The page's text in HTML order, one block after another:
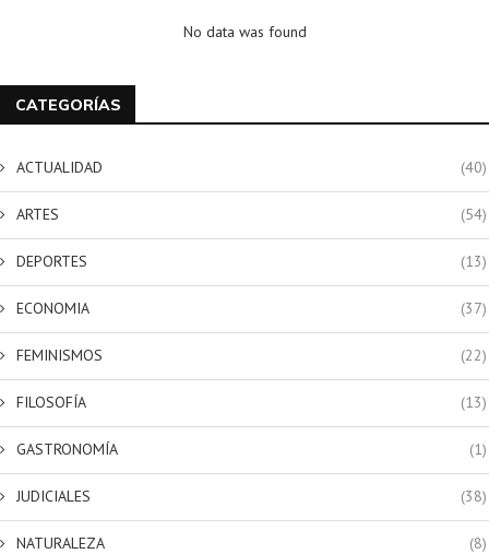
No data was found
CATEGORÍAS
ACTUALIDAD (40)
ARTES (54)
DEPORTES (13)
ECONOMIA (37)
FEMINISMOS (22)
FILOSOFÍA (13)
GASTRONOMÍA (1)
JUDICIALES (38)
NATURALEZA (8)